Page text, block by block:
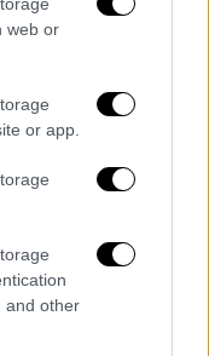
web or
or app.
and other
δηλώσει κάτι.
που έχουν
τόνισε ο
Τον
και μετά
του».